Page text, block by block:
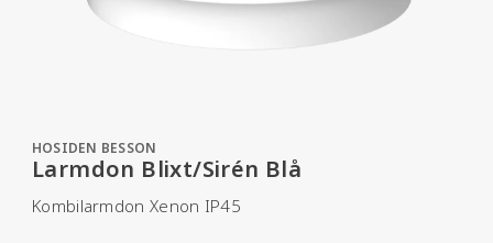
HOSIDEN BESSON
Larmdon Blixt/Sirén Blå
Kombilarmdon Xenon IP45